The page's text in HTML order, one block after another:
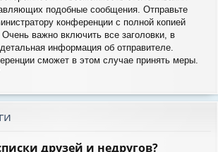
подобные сообщения. Отправьте
конференции с полной копией
важно включить все заголовки, в
информация об отправителе.
сможет в этом случае принять меры.
друзей и недругов?